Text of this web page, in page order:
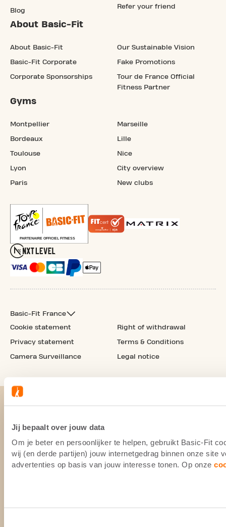
Jij bepaalt over jouw data
Om je beter en persoonlijker te helpen, gebruikt Basic-Fit
wij (en derde partijen) jouw internetgedrag binnen onze site
advertenties op basis van jouw interesse tonen. Op onze
Blog
Refer your friend
About Basic-Fit
About Basic-Fit
Basic-Fit Corporate
Corporate Sponsorships
Our Sustainable Vision
Fake Promotions
Tour de France Official
Fitness Partner
Gyms
Montpellier
Bordeaux
Toulouse
Lyon
Paris
Marseille
Lille
Nice
City overview
New clubs
Basic-Fit France
Cookie statement
Privacy statement
Camera Surveillance
Right of withdrawal
Terms & Conditions
Legal notice